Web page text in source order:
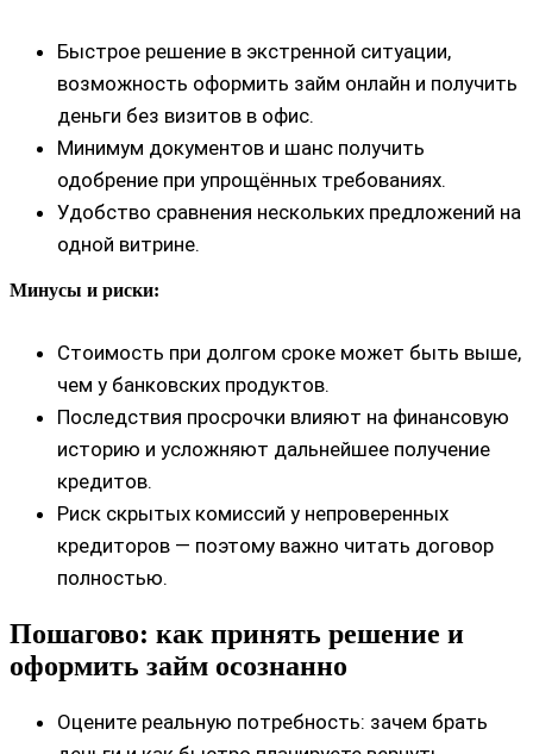
Быстрое решение в экстренной ситуации,
возможность оформить займ онлайн и получить
деньги без визитов в офис.
Минимум документов и шанс получить
одобрение при упрощённых требованиях.
Удобство сравнения нескольких предложений на
одной витрине.
Минусы и риски:
Стоимость при долгом сроке может быть выше,
чем у банковских продуктов.
Последствия просрочки влияют на финансовую
историю и усложняют дальнейшее получение
кредитов.
Риск скрытых комиссий у непроверенных
кредиторов — поэтому важно читать договор
полностью.
Пошагово: как принять решение и
оформить займ осознанно
Оцените реальную потребность: зачем брать